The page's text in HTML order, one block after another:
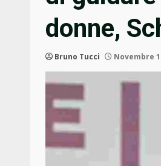
donne,
Bruno Tucci Novembre